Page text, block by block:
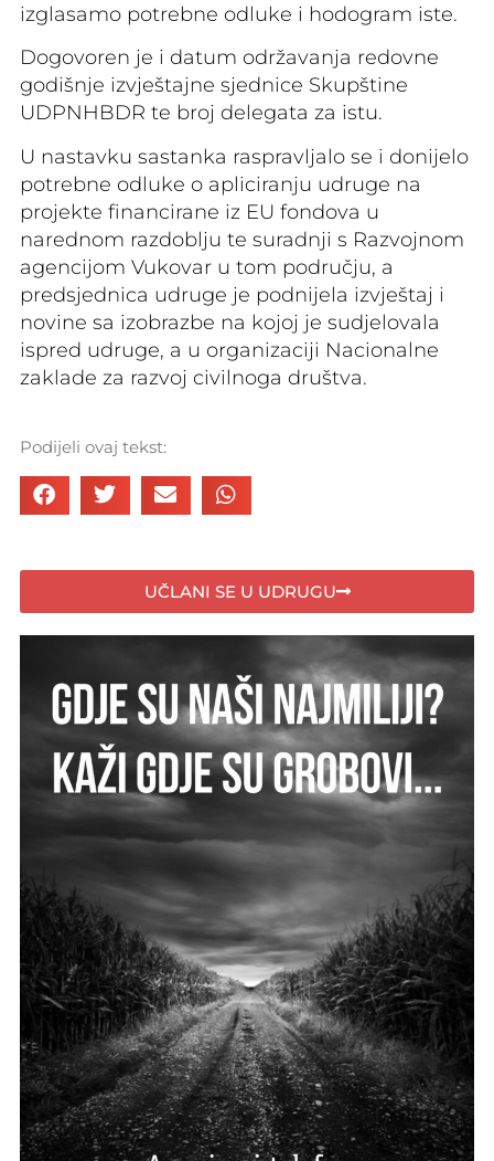
izglasamo potrebne odluke i hodogram iste.
Dogovoren je i datum održavanja redovne
godišnje izvještajne sjednice Skupštine
UDPNHBDR te broj delegata za istu.
U nastavku sastanka raspravljalo se i donijelo
potrebne odluke o apliciranju udruge na
projekte financirane iz EU fondova u
narednom razdoblju te suradnji s Razvojnom
agencijom Vukovar u tom području, a
predsjednica udruge je podnijela izvještaj i
novine sa izobrazbe na kojoj je sudjelovala
ispred udruge, a u organizaciji Nacionalne
zaklade za razvoj civilnoga društva.
Podijeli ovaj tekst:
UČLANI SE U UDRUGU